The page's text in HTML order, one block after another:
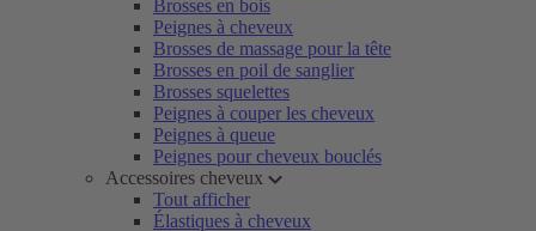
Brosses en bois
Peignes à cheveux
Brosses de massage pour la tête
Brosses en poil de sanglier
Brosses squelettes
Peignes à couper les cheveux
Peignes à queue
Peignes pour cheveux bouclés
Accessoires cheveux
Tout afficher
Élastiques à cheveux